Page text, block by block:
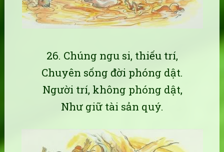
26. Chúng ngu si, thiếu trí,
Chuyên sống đời phóng dật.
Người trí, không phóng dật,
Như giữ tài sản quý.